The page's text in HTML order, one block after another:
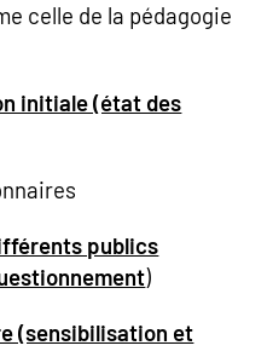
celle de la pédagogie
initiale (état des
publics
)
(sensibilisation et